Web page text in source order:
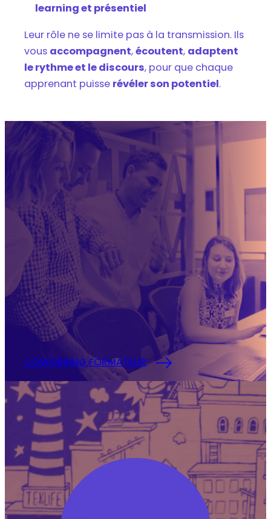
learning et présentiel
Leur rôle ne se limite pas à la transmission. Ils
vous accompagnent,écoutent, adaptent
le rythme et le discours, pour que chaque
apprenant puisse révéler son potentiel.
COWORKING FORMATEUR